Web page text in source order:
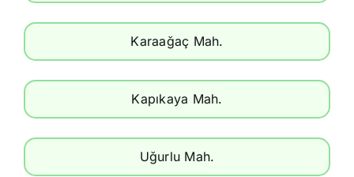
Karaağaç Mah.
Kapıkaya Mah.
Uğurlu Mah.